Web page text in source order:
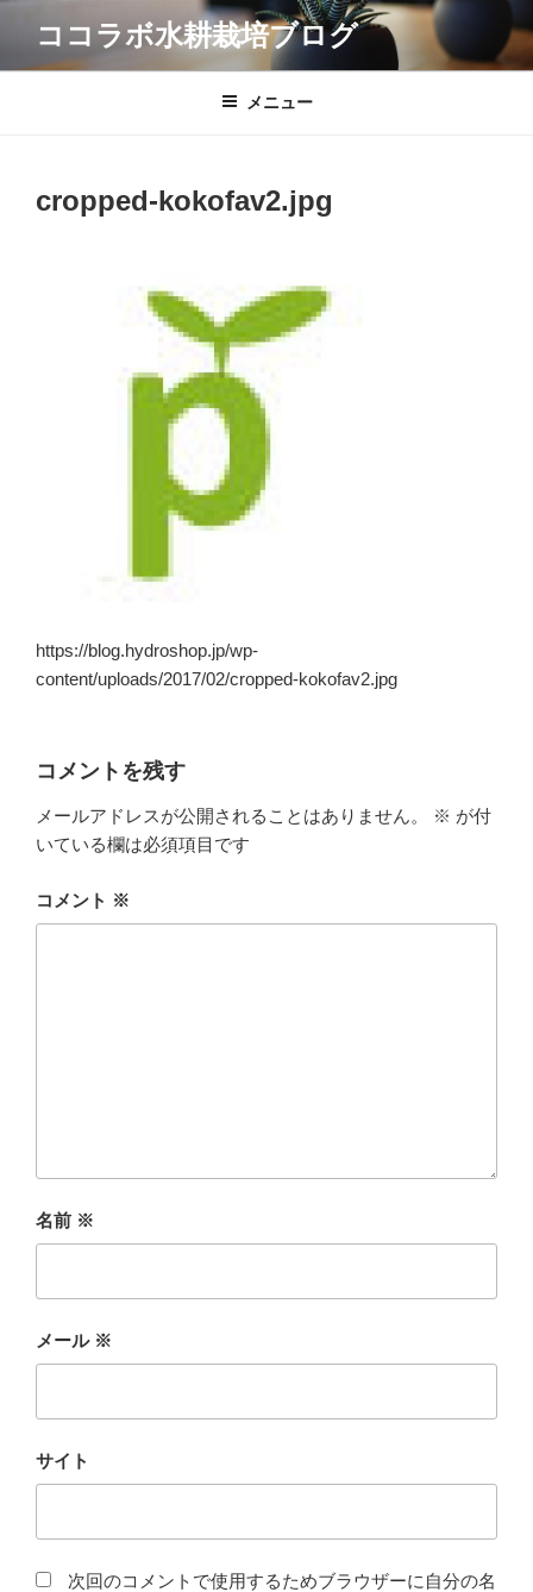
テ
ココラボ水耕栽培ブログ
メニュー
cropped-kokofav2.jpg
https://blog.hydroshop.jp/wp-
content/uploads/2017/02/cropped-kokofav2.jpg
コメントを残す
メールアドレスが公開されることはありません。 ※ が付
いている欄は必須項目です
コメント ※
名前 ※
メール ※
サイト
次回のコメントで使用するためブラウザーに自分の名